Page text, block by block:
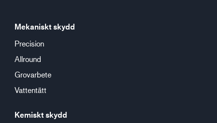
Mekaniskt skydd
Precision
Allround
Grovarbete
Vattentätt
Kemiskt skydd